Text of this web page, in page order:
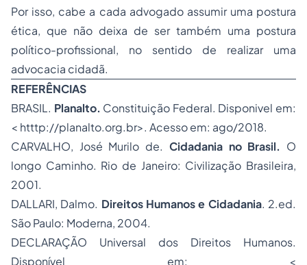
Por isso, cabe a cada advogado assumir uma postura
ética, que não deixa de ser também uma postura
político-profissional, no sentido de realizar uma
advocacia cidadã.
REFERÊNCIAS
BRASIL. Planalto. Constituição Federal. Disponivel em:
< htttp://planalto.org.br>. Acesso em: ago/2018.
CARVALHO, José Murilo de. Cidadania no Brasil. O
longo Caminho. Rio de Janeiro: Civilização Brasileira,
2001.
DALLARI, Dalmo. Direitos Humanos e Cidadania. 2.ed.
São Paulo: Moderna, 2004.
DECLARAÇÃO Universal dos Direitos Humanos.
Disponível em: <